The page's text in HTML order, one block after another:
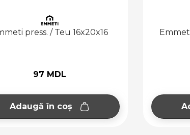
Emmeti press. / Teu 16x1/2 Fx16
Adaugă în coș